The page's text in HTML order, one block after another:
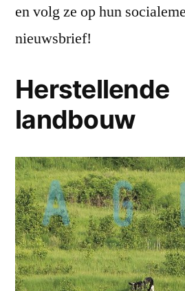
en volg ze op hun
nieuwsbrief!
Herstellende
landbouw